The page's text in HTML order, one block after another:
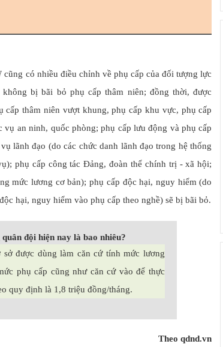
có nhiều điều chỉnh về phụ cấp của đối tượng lực
bị bãi bỏ phụ cấp thâm niên; đồng thời, được
cấp thâm niên vượt khung, phụ cấp khu vực, phụ cấp
vụ an ninh, quốc phòng; phụ cấp lưu động và phụ cấp
lãnh đạo (do các chức danh lãnh đạo trong hệ thống
phụ cấp công tác Đảng, đoàn thể chính trị - xã hội;
mức lương cơ bản); phụ cấp độc hại, nguy hiểm (do
hại, nguy hiểm vào phụ cấp theo nghề) sẽ bị bãi bỏ.
đội hiện nay là bao nhiêu?
được dùng làm căn cứ tính mức lương
phụ cấp cũng như căn cứ vào để thực
quy định là 1,8 triệu đồng/tháng.
Theo qdnd.vn